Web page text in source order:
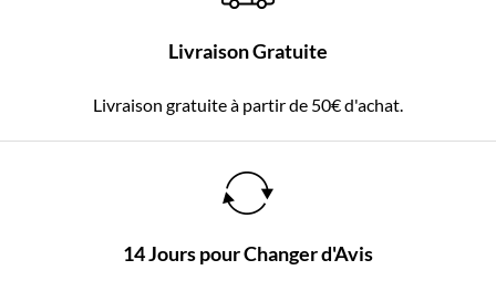
Livraison Gratuite
Livraison gratuite à partir de 50€ d'achat.
14 Jours pour Changer d'Avis